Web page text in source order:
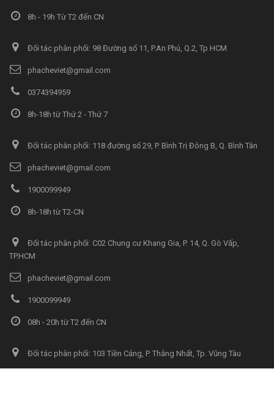
8h - 19h Từ T2 đến CN
Đối tác phân phối: 98 Đường số 11, P.An Phú, Q.2, Tp HCM
phacheviet@gmail.com
0374394959
8h-18h từ Thứ 2 - Thứ 7
Đối tác phân phối: 118 đường số 29, P. Bình Trị Đông B, Q. Bình Tân
phacheviet@gmail.com
1900099949
8h-18h từ T2-CN
Đối tác phân phối: C02 Chung cư Khang Gia, P. 14, Q. Gò Vấp,
TP.HCM
phacheviet@gmail.com
1900099949
08h - 20h từ T2 đến CN
Đối tác phân phối: 103 Tiền Cảng, P. Thắng Nhất, Tp. Vũng Tàu